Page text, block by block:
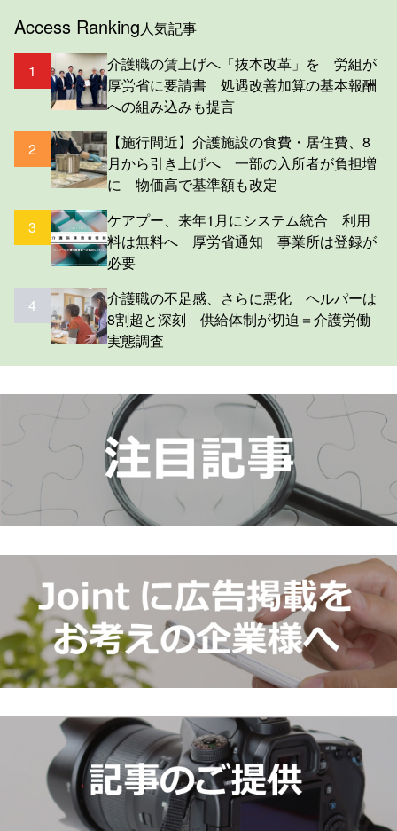
Access Ranking人気記事
1
介護職の賃上げへ「抜本改革」を 労組が
厚労省に要請書 処遇改善加算の基本報酬
への組み込みも提言
2
【施行間近】介護施設の食費・居住費、8
月から引き上げへ 一部の入所者が負担増
に 物価高で基準額も改定
3
ケアプー、来年1月にシステム統合 利用
料は無料へ 厚労省通知 事業所は登録が
必要
4
介護職の不足感、さらに悪化 ヘルパーは
8割超と深刻 供給体制が切迫＝介護労働
実態調査